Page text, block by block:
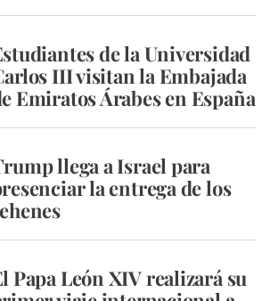
de la Universidad
III visitan la Embajada
Emiratos Árabes en España
llega a Israel para
la entrega de los
Papa León XIV realizará su